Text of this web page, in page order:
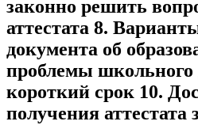
законно решить
аттестата 8.
документа об
проблемы школьного
короткий срок 10.
получения аттестата